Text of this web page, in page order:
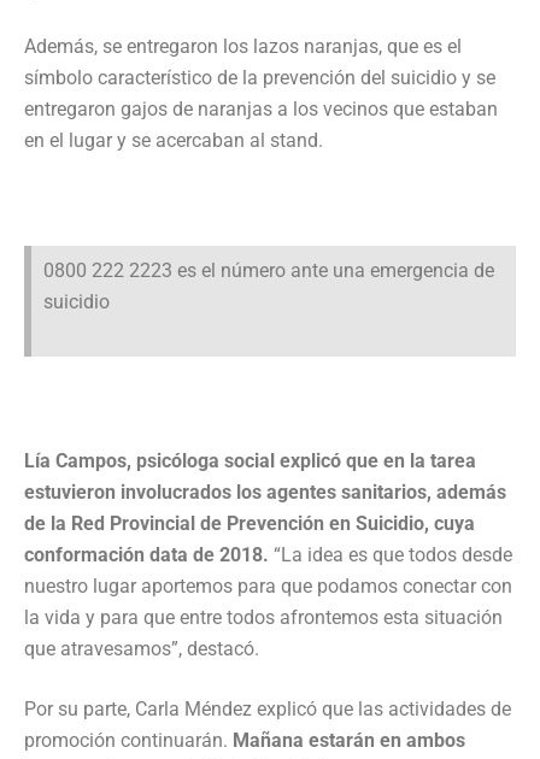
Además, se entregaron los lazos naranjas, que es el
símbolo característico de la prevención del suicidio y se
entregaron gajos de naranjas a los vecinos que estaban
en el lugar y se acercaban al stand.
0800 222 2223 es el número ante una emergencia de
suicidio
Lía Campos, psicóloga social explicó que en la tarea
estuvieron involucrados los agentes sanitarios, además
de la Red Provincial de Prevención en Suicidio, cuya
conformación data de 2018. “La idea es que todos desde
nuestro lugar aportemos para que podamos conectar con
la vida y para que entre todos afrontemos esta situación
que atravesamos”, destacó.
Por su parte, Carla Méndez explicó que las actividades de
promoción continuarán. Mañana estarán en ambos